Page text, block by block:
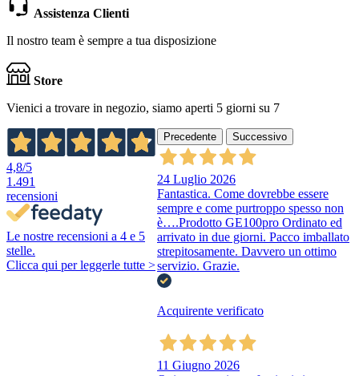
Assistenza Clienti
Il nostro team è sempre a tua disposizione
Store
Vienici a trovare in negozio, siamo aperti 5 giorni su 7
4,8/5
1.491
recensioni
Le nostre recensioni a 4 e 5
stelle.
Clicca qui per leggerle tutte >
Precedente Successivo
24 Luglio 2026
Fantastica. Come dovrebbe essere
sempre e come purtroppo spesso non
è….Prodotto GE100pro Ordinato ed
arrivato in due giorni. Pacco imballato
strepitosamente. Davvero un ottimo
servizio. Grazie.
Acquirente verificato
11 Giugno 2026